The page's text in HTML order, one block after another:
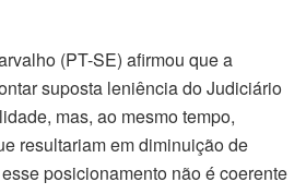
(PT-SE) afirmou que a
suposta leniência do Judiciário
mas, ao mesmo tempo,
resultariam em diminuição de
posicionamento não é coerente